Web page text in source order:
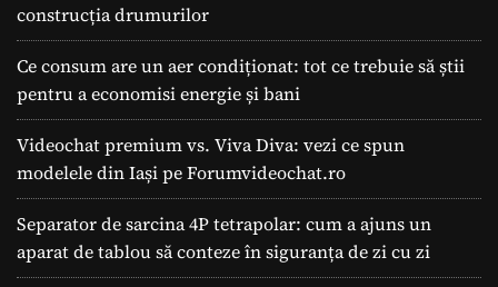
construcția drumurilor
Ce consum are un aer condiționat: tot ce trebuie să știi
pentru a economisi energie și bani
Videochat premium vs. Viva Diva: vezi ce spun
modelele din Iași pe Forumvideochat.ro
Separator de sarcina 4P tetrapolar: cum a ajuns un
aparat de tablou să conteze în siguranța de zi cu zi